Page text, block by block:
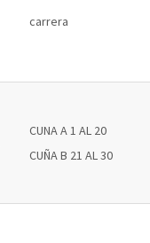
carrera
CUNA A 1 AL 20
CUÑA B 21 AL 30